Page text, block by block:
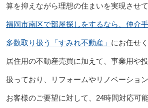
算を抑えながら理想の住まいを実現させて
福岡市南区で部屋探しをするなら、仲介
多数取り扱う「すみれ不動産」 にお任せ
居住用の不動産売買に加えて、事業用や
扱っており、リフォームやリノベーショ
お客様のご要望に対して、24時間対応可